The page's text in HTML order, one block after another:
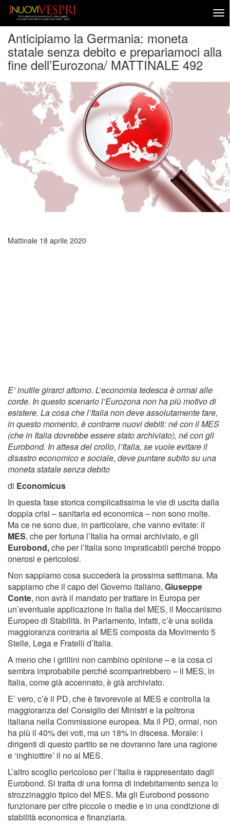
Anticipiamo la Germania: moneta
statale senza debito e prepariamoci alla
fine dell’Eurozona/ MATTINALE 492
Mattinale 18 aprile 2020
E’ inutile girarci attorno. L’economia tedesca è ormai alle
corde. In questo scenario l’Eurozona non ha più motivo di
esistere. La cosa che l’Italia non deve assolutamente fare,
in questo momento, è contrarre nuovi debiti: né con il MES
(che in Italia dovrebbe essere stato archiviato), né con gli
Eurobond. In attesa del crollo, l’Italia, se vuole evitare il
disastro economico e sociale, deve puntare subito su una
moneta statale senza debito
di Economicus
In questa fase storica complicatissima le vie di uscita dalla
doppia crisi – sanitaria ed economica – non sono molte.
Ma ce ne sono due, in particolare, che vanno evitate: il
MES, che per fortuna l’Italia ha ormai archiviato, e gli
Eurobond,che per l’Italia sono impraticabili perché troppo
onerosi e pericolosi.
Non sappiamo cosa succederà la prossima settimana. Ma
sappiamo che il capo del Governo italiano, Giuseppe
Conte, non avrà il mandato per trattare in Europa per
un’eventuale applicazione in Italia del MES, il Meccanismo
Europeo di Stabilità. In Parlamento, infatti, c’è una solida
maggioranza contraria al MES composta da Movimento 5
Stelle, Lega e Fratelli d’Italia.
A meno che i grillini non cambino opinione – e la cosa ci
sembra improbabile perché scomparirebbero – il MES, in
Italia, come già accennato, è già archiviato.
E’ vero, c’è il PD, che è favorevole al MES e controlla la
maggioranza del Consiglio dei Ministri e la poltrona
italiana nella Commissione europea. Ma il PD, ormai, non
ha più il 40% dei voti, ma un 18% in discesa. Morale: i
dirigenti di questo partito se ne dovranno fare una ragione
e ‘inghiottire’ il no al MES.
L’altro scoglio pericoloso per l’Italia è rappresentato dagli
Eurobond. Si tratta di una forma di indebitamento senza lo
strozzinaggio tipico del MES. Ma gli Eurobond possono
funzionare per cifre piccole o medie e in una condizione di
stabilità economica e finanziaria.